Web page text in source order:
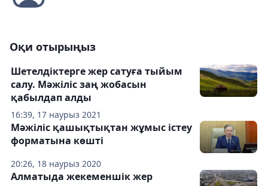
Оқи отырыңыз
16:39, 17 наурыз 2021
Шетелдіктерге жер сатуға тыйым
салу. Мәжіліс заң жобасын
қабылдап алды
20:26, 18 наурыз 2020
Мәжіліс қашықтықтан жұмыс істеу
форматына көшті
Алматыда жекеменшік жер